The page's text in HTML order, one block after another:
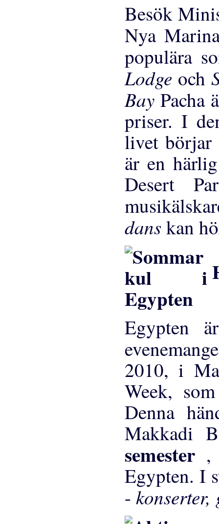
Besök
Nya
populära
Lodge och
Bay Pacha
priser. I
livet
är en
Desert
danskan
Egypten
2010, i
Week,
Denna
Makkadi
semester ,
Egypten. I
-